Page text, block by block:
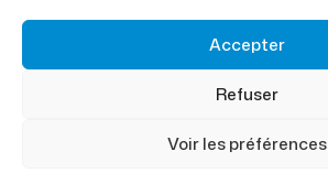
Accepter
Refuser
Voir les préférences
contact@famillesdecraponne.org